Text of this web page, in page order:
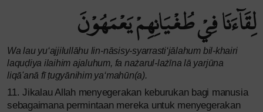
لِقَاۤءَنَا فِيْ طُغْيَانِهِمْ يَعْمَهُوْنَ
Wa lau yu‘ajjilullāhu lin-nāsisy-syarrasti‘jālahum bil-khairi
laquḍiya ilaihim ajaluhum, fa nażarul-lażīna lā yarjūna
liqā'anā fī ṭugyānihim ya‘mahūn(a).
11. Jikalau Allah menyegerakan keburukan bagi manusia
sebagaimana permintaan mereka untuk menyegerakan